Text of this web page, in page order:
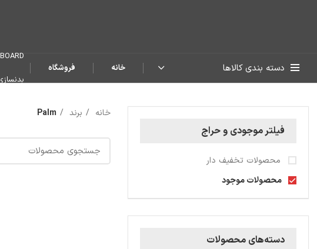
دسته بندی کالاها خانه فروشگاه
فیلتر موجودی و حراج
محصولات تخفیف دار
محصولات موجود
دسته‌های محصولات
خانه برند Palm